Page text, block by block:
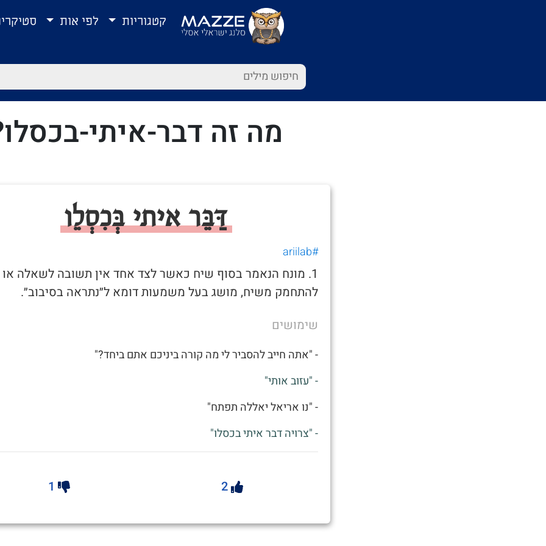
קטגוריות לפי אות
מה זה דבר-איתי-
דַּבֵּר איתי בְּכִסְלֵו
#ariilab
1. מונח הנאמר בסוף שיח כאשר לצד אחד אין תשובה לשאלה או
להתחמק משיח, מושג בעל משמעות דומא ל״נתראה בסיבוב״.
שימושים
- "אתה חייב להסביר לי מה קורה ביניכם אתם ביחד?"
- "עזוב אותי"
- "נו אריאל יאללה תפתח"
- "צרויה דבר איתי בכסלו"
2
1